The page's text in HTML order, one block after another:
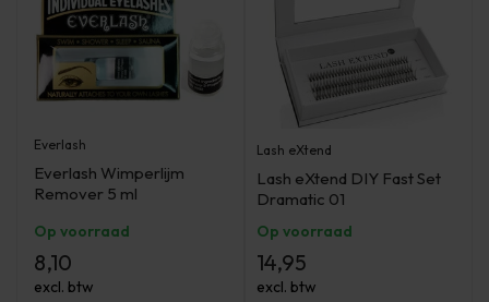
Everlash
Everlash Wimperlijm
Remover 5 ml
Op voorraad
8,10
excl. btw
Lash eXtend
Lash eXtend DIY Fast Set
Dramatic 01
Op voorraad
14,95
excl. btw